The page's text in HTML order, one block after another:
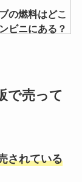
の燃料はどこ
ビニにある？
こに売って
するアダプタ
で売って
されている